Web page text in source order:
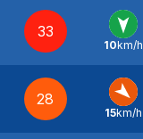
33
N -
10km/h
28
NO
15km/h